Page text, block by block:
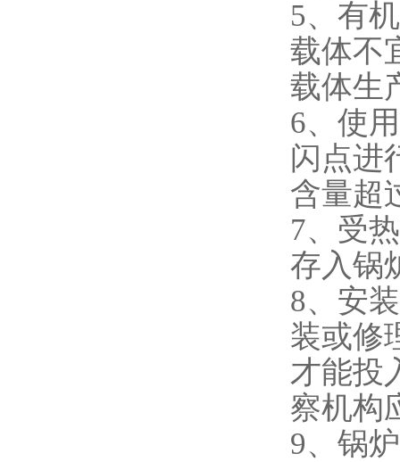
5、有
载体不
载体生
6、使
闪点进
含量超
7、受
存入锅
8、安
装或修
才能投
察机构
9、锅